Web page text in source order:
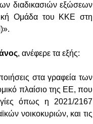
διαδικασιών εξώσεων
Ομάδα του ΚΚΕ στη
, ανέφερε τα εξής:
στα γραφεία των
πλαίσιο της ΕΕ, που
όπως η 2021/2167
νοικοκυριών, και τις